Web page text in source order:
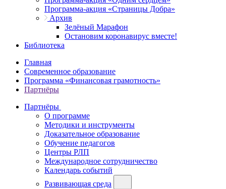
Программа-акция «Страницы Добра»
Архив
Зелёный Марафон
Остановим коронавирус вместе!
Библиотека
Главная
Современное образование
Программа «Финансовая грамотность»
Партнёры
Партнёры
О программе
Методики и инструменты
Доказательное образование
Обучение педагогов
Центры РЛП
Международное сотрудничество
Календарь событий
Развивающая среда